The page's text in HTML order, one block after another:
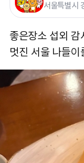
서울특별시
좋은장소 섭외 감
멋진 서울 나들